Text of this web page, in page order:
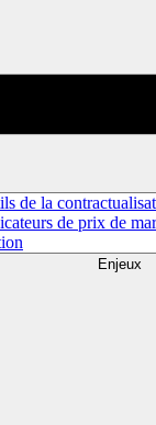
de la
de prix de
Enjeux